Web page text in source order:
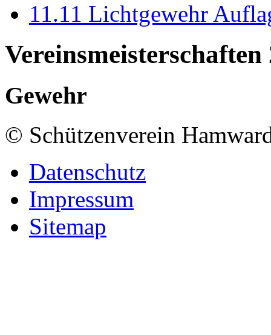
11.11 Lichtgewehr
Vereinsmeisterschaften
Gewehr
© Schützenverein
Datenschutz
Impressum
Sitemap